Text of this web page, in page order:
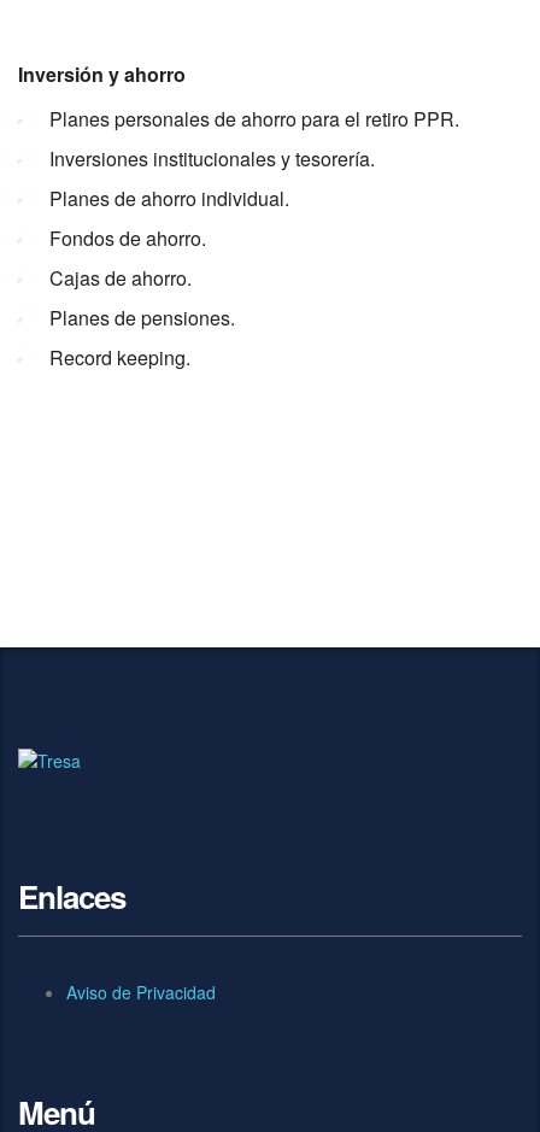
Inversión y ahorro
Planes personales de ahorro para el retiro PPR.
Inversiones institucionales y tesorería.
Planes de ahorro individual.
Fondos de ahorro.
Cajas de ahorro.
Planes de pensiones.
Record keeping.
Enlaces
Aviso de Privacidad
Menú